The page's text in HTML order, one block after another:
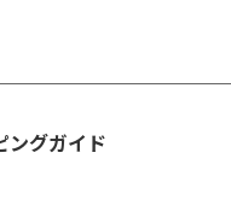
ングガイド